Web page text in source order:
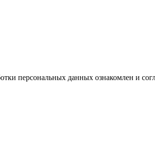
персональных данных ознакомлен и